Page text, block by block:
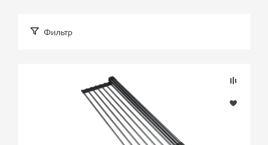
Фильтр
Розничная цена